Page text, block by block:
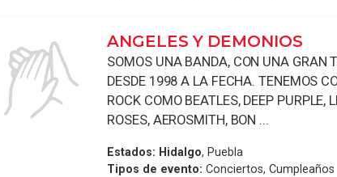
ANGELES Y DEMONIOS
SOMOS UNA BANDA, CON UNA GRAN
DESDE 1998 A LA FECHA. TENEMOS
ROCK COMO BEATLES, DEEP PURPLE,
ROSES, AEROSMITH, BON ...
Estados: Hidalgo, Puebla
Tipos de evento: Conciertos, Cumpleaños